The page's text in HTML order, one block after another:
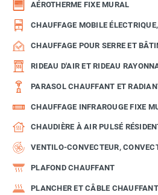
AÉROTHERME FIXE MURAL
CHAUFFAGE MOBILE
CHAUFFAGE POUR SERRE ET
RIDEAU D'AIR ET RIDEAU
PARASOL CHAUFFANT ET
CHAUFFAGE INFRAROUGE FIXE
CHAUDIÈRE À AIR PULSÉ
VENTILO-CONVECTEUR,
PLAFOND CHAUFFANT
PLANCHER ET CÂBLE